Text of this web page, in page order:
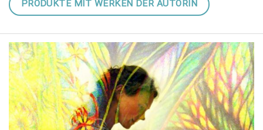
PRODUKTE MIT WERKEN DER AUTORIN